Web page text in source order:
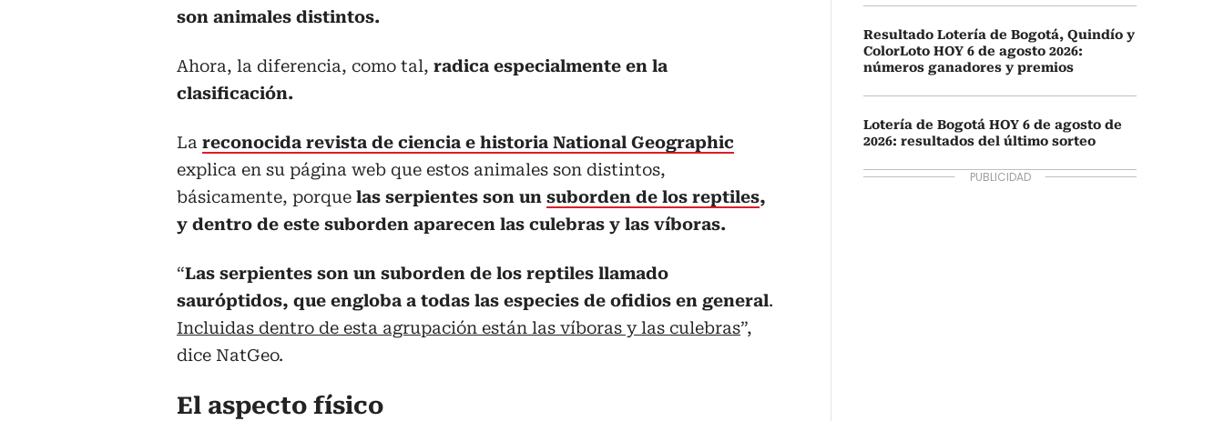
son animales distintos.
Ahora, la diferencia, como tal, radica especialmente en la
clasificación.
La reconocida revista de ciencia e historia National Geographic
explica en su página web que estos animales son distintos,
básicamente, porque las serpientes son un suborden de los reptiles,
y dentro de este suborden aparecen las culebras y las víboras.
“Las serpientes son un suborden de los reptiles llamado
sauróptidos, que engloba a todas las especies de ofidios en general.
Incluidas dentro de esta agrupación están las víboras y las culebras”,
dice NatGeo.
El aspecto físico
Resultado Lotería de Bogotá, Quindío y
ColorLoto HOY 6 de agosto 2026:
números ganadores y premios
Lotería de Bogotá HOY 6 de agosto de
2026: resultados del último sorteo